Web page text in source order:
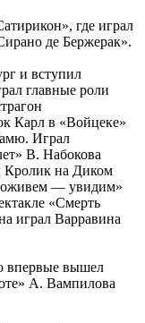
где играл
де Бержерак».
и вступил
главные роли
Карл в «Войцеке»
Играл
В. Набокова
Кролик на Диком
— увидим»
«Смерть
играл Варравина
впервые вышел
А. Вампилова